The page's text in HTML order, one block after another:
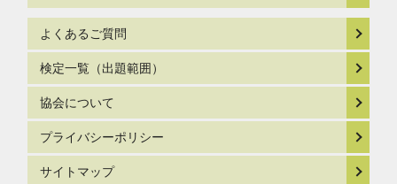
よくあるご質問
検定一覧（出題範囲）
協会について
プライバシーポリシー
サイトマップ